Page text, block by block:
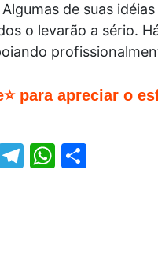
de suas
o levarão a sério.
para apreciar o
Telegram